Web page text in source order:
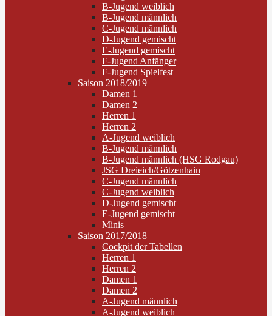
B-Jugend weiblich
B-Jugend männlich
C-Jugend männlich
D-Jugend gemischt
E-Jugend gemischt
F-Jugend Anfänger
F-Jugend Spielfest
Saison 2018/2019
Damen 1
Damen 2
Herren 1
Herren 2
A-Jugend weiblich
B-Jugend männlich
B-Jugend männlich (HSG Rodgau)
JSG Dreieich/Götzenhain
C-Jugend männlich
C-Jugend weiblich
D-Jugend gemischt
E-Jugend gemischt
Minis
Saison 2017/2018
Cockpit der Tabellen
Herren 1
Herren 2
Damen 1
Damen 2
A-Jugend männlich
A-Jugend weiblich